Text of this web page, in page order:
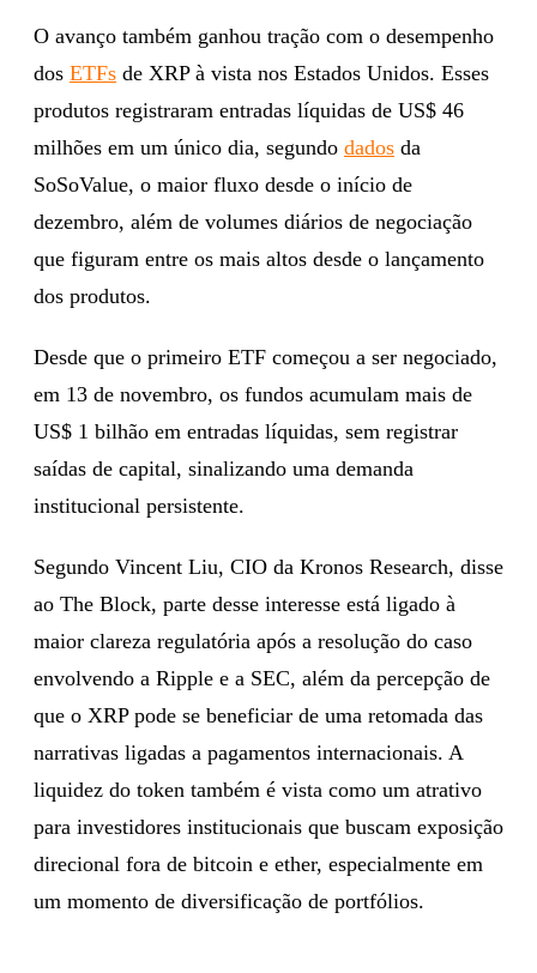
O avanço também ganhou tração com o desempenho
dos ETFs de XRP à vista nos Estados Unidos. Esses
produtos registraram entradas líquidas de US$ 46
milhões em um único dia, segundo dados da
SoSoValue, o maior fluxo desde o início de
dezembro, além de volumes diários de negociação
que figuram entre os mais altos desde o lançamento
dos produtos.
Desde que o primeiro ETF começou a ser negociado,
em 13 de novembro, os fundos acumulam mais de
US$ 1 bilhão em entradas líquidas, sem registrar
saídas de capital, sinalizando uma demanda
institucional persistente.
Segundo Vincent Liu, CIO da Kronos Research, disse
ao The Block, parte desse interesse está ligado à
maior clareza regulatória após a resolução do caso
envolvendo a Ripple e a SEC, além da percepção de
que o XRP pode se beneficiar de uma retomada das
narrativas ligadas a pagamentos internacionais. A
liquidez do token também é vista como um atrativo
para investidores institucionais que buscam exposição
direcional fora de bitcoin e ether, especialmente em
um momento de diversificação de portfólios.